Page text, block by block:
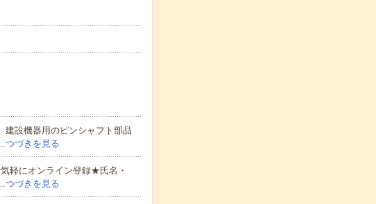
建設機器用のピンシャフト部品
つづきを見る
軽にオンライン登録★氏名・
つづきを見る